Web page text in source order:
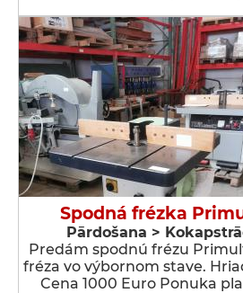
Spodná frézka
Pārdošana >
Predám spodnú frézu
fréza vo výbornom stave.
Cena 1000 Euro Ponuka